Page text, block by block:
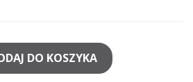
DO KOSZYKA